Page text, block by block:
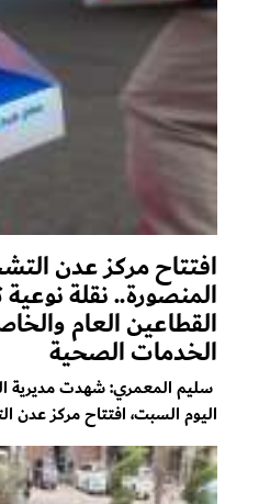
افتتاح مركز عدن
المنصورة.. نقلة
القطاعين العام
الخدمات الصحية
سليم المعمري: شهدت مديرية
اليوم السبت، افتتاح مركز عدن